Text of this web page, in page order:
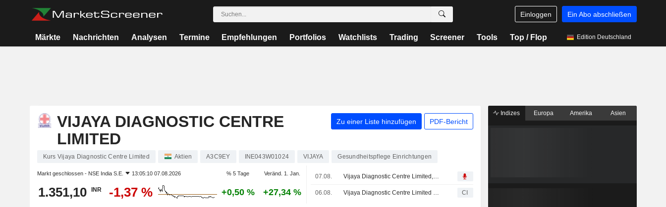
Einloggen Ein Abo abschließen
Märkte Nachrichten Analysen Termine Empfehlungen Portfolios Watchlists Trading Screener Tools Top / Flop Edition Deutschland
VIJAYA DIAGNOSTIC CENTRE
LIMITED
Zu einer Liste hinzufügen PDF-Bericht
Kurs Vijaya Diagnostic Centre Limited Aktien A3C9EY INE043W01024 VIJAYA Gesundheitspflege Einrichtungen
Markt geschlossen - NSE India S.E. 13:05:10 07.08.2026 % 5 Tage Veränd. 1. Jan.
1.351,10 INR -1,37 % +0,50 % +27,34 %
07.08. Vijaya Diagnostic Centre Limited, Q1 2027 Earnings Call, Aug 07, 2026
06.08. Vijaya Diagnostic Centre Limited legt Ergebnis für das erste Quartal zum 30. Juni 2026 vor CI
Indizes Europa Amerika Asien